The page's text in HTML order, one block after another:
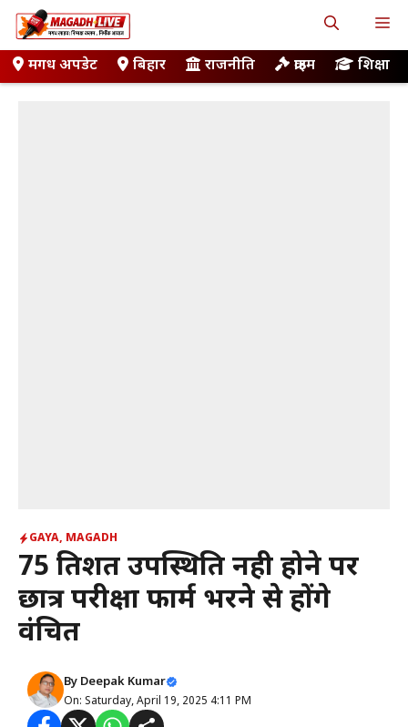
Skip
to
contentमगध अपडेट बिहार राजनीति क्राइम शिक्षा
GAYA, MAGADH
75 प्रतिशत उपस्थिति नही होने पर
छात्र परीक्षा फार्म भरने से होंगे
वंचित
By Deepak Kumar
On: Saturday, April 19, 2025 4:11 PM